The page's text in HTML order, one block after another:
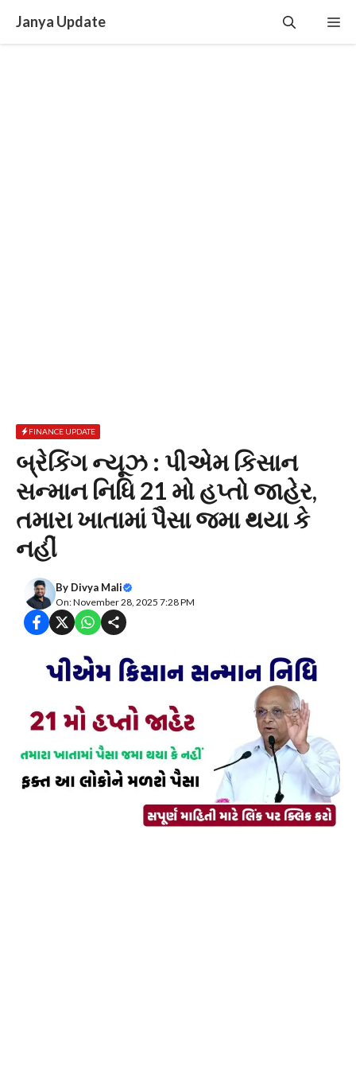
content
Janya Update
FINANCE UPDATE
બ્રેકિંગ ન્યૂઝ : પીએમ કિસાન
સન્માન નિધિ 21 મો હપ્તો જાહેર,
તમારા ખાતામાં પૈસા જમા થયા કે
નહીં
By Divya Mali
On: November 28, 2025 7:28 PM